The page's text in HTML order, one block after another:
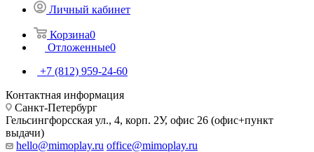
Личный кабинет
Корзина0
Отложенные0
+7 (812) 959-24-60
Контактная информация
Санкт-Петербург
Гельсингфорсская ул., 4, корп. 2У, офис 26 (офис+пункт
выдачи)
hello@mimoplay.ru office@mimoplay.ru